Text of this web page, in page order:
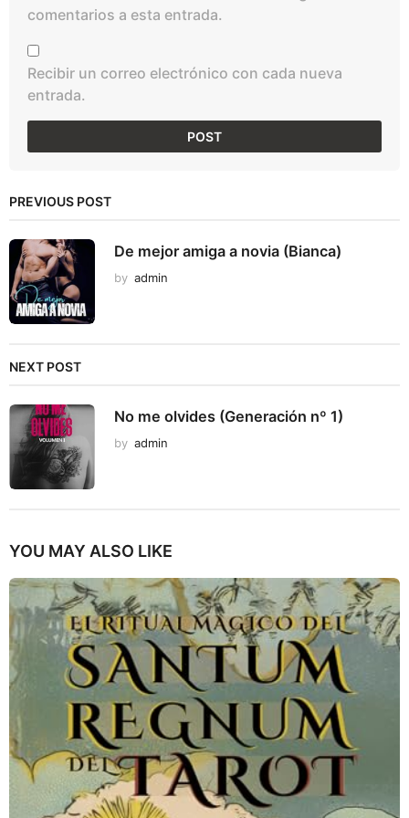
comentarios a esta entrada.
Recibir un correo electrónico con cada nueva
entrada.
PREVIOUS POST
De mejor amiga a novia (Bianca)
by admin
NEXT POST
No me olvides (Generación nº 1)
by admin
YOU MAY ALSO LIKE